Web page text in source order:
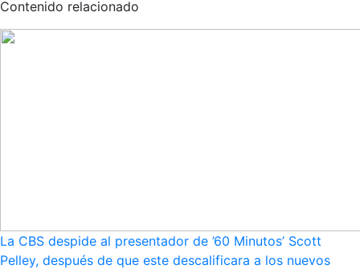
Contenido relacionado
La CBS despide al presentador de ’60 Minutos’ Scott
Pelley, después de que este descalificara a los nuevos